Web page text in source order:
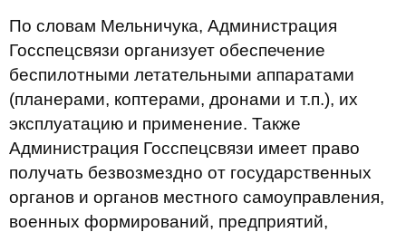
По словам Мельничука, Администрация
Госспецсвязи организует обеспечение
беспилотными летательными аппаратами
(планерами, коптерами, дронами и т.п.), их
эксплуатацию и применение. Также
Администрация Госспецсвязи имеет право
получать безвозмездно от государственных
органов и органов местного самоуправления,
военных формирований, предприятий,